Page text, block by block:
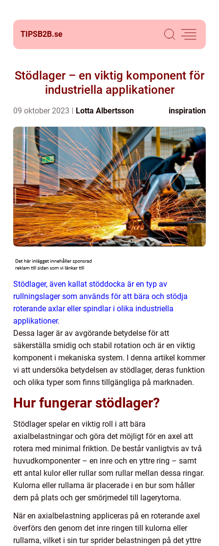
TIPSB2B.se
Stödlager – en viktig komponent för
industriella applikationer
09 oktober 2023 Lotta Albertsson inspiration
Stödlager, även kallat stöddocka är en typ av
rullningslager som används för att bära och stödja
roterande axlar eller spindlar i olika industriella
applikationer.
Dessa lager är av avgörande betydelse för att
säkerställa smidig och stabil rotation och är en viktig
komponent i mekaniska system. I denna artikel kommer
vi att undersöka betydelsen av stödlager, deras funktion
och olika typer som finns tillgängliga på marknaden.
Hur fungerar stödlager?
Stödlager spelar en viktig roll i att bära
axialbelastningar och göra det möjligt för en axel att
rotera med minimal friktion. De består vanligtvis av två
huvudkomponenter – en inre och en yttre ring – samt
ett antal kulor eller rullar som rullar mellan dessa ringar.
Kulorna eller rullarna är placerade i en bur som håller
dem på plats och ger smörjmedel till lagerytorna.
När en axialbelastning appliceras på en roterande axel
överförs den genom det inre ringen till kulorna eller
rullarna, vilket i sin tur sprider belastningen på det yttre